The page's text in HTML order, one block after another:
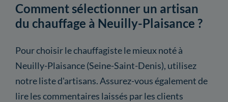
Comment sélectionner un artisan
du chauffage à Neuilly-Plaisance ?
Pour choisir le chauffagiste le mieux noté à
Neuilly-Plaisance (Seine-Saint-Denis), utilisez
notre liste d'artisans. Assurez-vous également de
lire les commentaires laissés par les clients